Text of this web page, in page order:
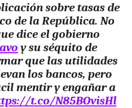
sobre tasas de
de la República. No
dice el gobierno
y su séquito de
que las utilidades
los bancos, pero
mentir y engañar a
t.co/N85BOvisHl